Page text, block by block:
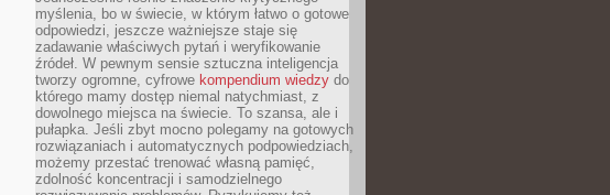
myślenia, bo w świecie, w którym łatwo o gotowe
odpowiedzi, jeszcze ważniejsze staje się
zadawanie właściwych pytań i weryfikowanie
źródeł. W pewnym sensie sztuczna inteligencja
tworzy ogromne, cyfrowe kompendium wiedzy do
którego mamy dostęp niemal natychmiast, z
dowolnego miejsca na świecie. To szansa, ale i
pułapka. Jeśli zbyt mocno polegamy na gotowych
rozwiązaniach i automatycznych podpowiedziach,
możemy przestać trenować własną pamięć,
zdolność koncentracji i samodzielnego